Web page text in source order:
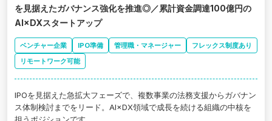
を見据えたガバナンス強化を推進◎／累計資金調達100億円の
AI×DXスタートアップ
ベンチャー企業 IPO準備 管理職・マネージャー
フレックス制度あり
リモートワーク可能
IPOを見据えた急拡大フェーズで、複数事業の法務支援からガバナン
ス体制検討までをリード。AI×DX領域で成長を続ける組織の中核を